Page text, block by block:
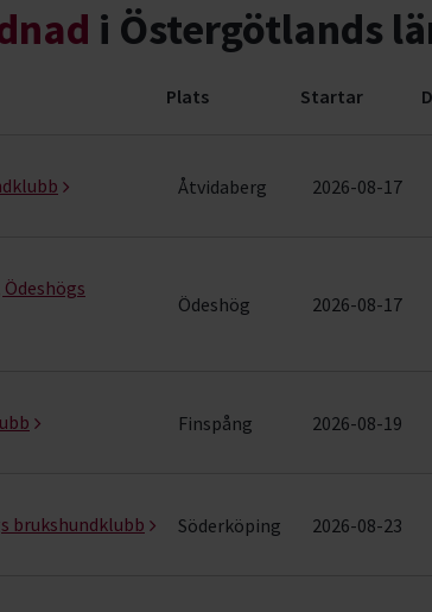
i Östergötlands
Plats Startar
Åtvidaberg 2026-08-17
Ödeshög 2026-08-17
Finspång 2026-08-19
brukshundklubb Söderköping 2026-08-23